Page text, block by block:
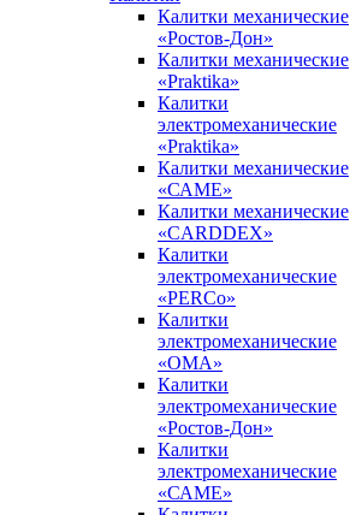
Калитки механические
«Ростов-Дон»
Калитки механические
«Praktika»
Калитки
электромеханические
«Praktika»
Калитки механические
«САМЕ»
Калитки механические
«CARDDEX»
Калитки
электромеханические
«PERCo»
Калитки
электромеханические
«ОМА»
Калитки
электромеханические
«Ростов-Дон»
Калитки
электромеханические
«САМЕ»